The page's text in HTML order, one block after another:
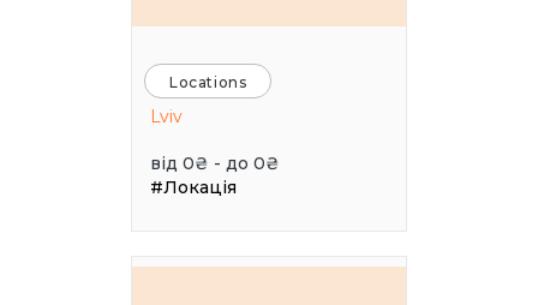
Locations
Lviv
від 0₴ - до 0₴
#Локація